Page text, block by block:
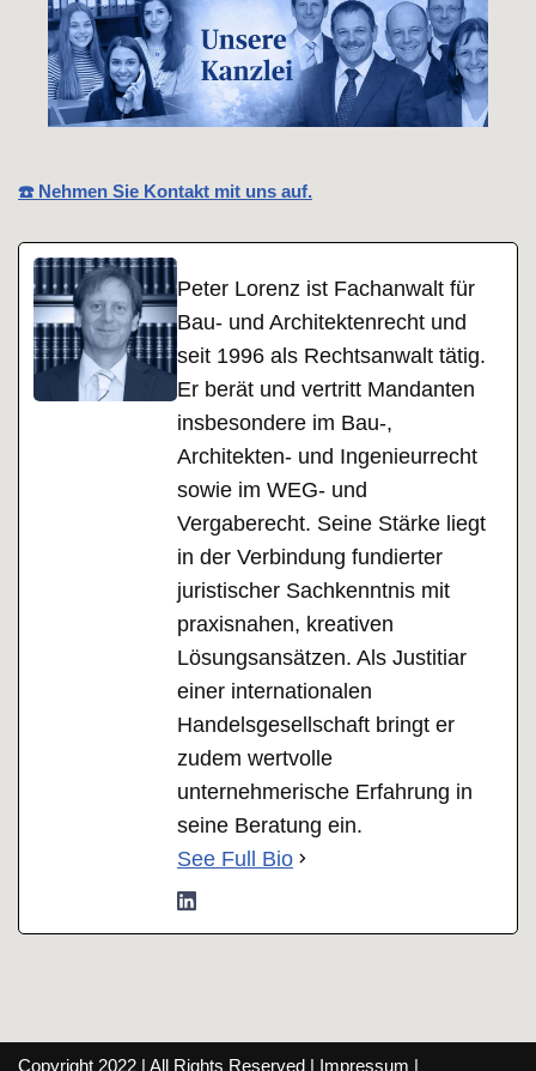
☎️ Nehmen Sie Kontakt mit uns auf.
Peter Lorenz ist Fachanwalt für
Bau- und Architektenrecht und
seit 1996 als Rechtsanwalt tätig.
Er berät und vertritt Mandanten
insbesondere im Bau-,
Architekten- und Ingenieurrecht
sowie im WEG- und
Vergaberecht. Seine Stärke liegt
in der Verbindung fundierter
juristischer Sachkenntnis mit
praxisnahen, kreativen
Lösungsansätzen. Als Justitiar
einer internationalen
Handelsgesellschaft bringt er
zudem wertvolle
unternehmerische Erfahrung in
seine Beratung ein.
See Full Bio
Copyright 2022 | All Rights Reserved | Impressum |